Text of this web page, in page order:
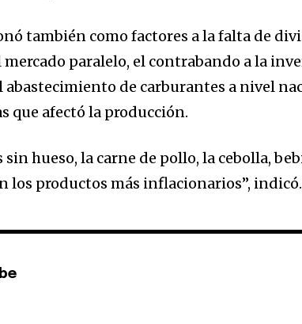
también como factores a la falta de
paralelo, el contrabando a la
de carburantes a nivel
que afectó la producción.
sin hueso, la carne de pollo, la cebolla,
los productos más inflacionarios”, indicó.